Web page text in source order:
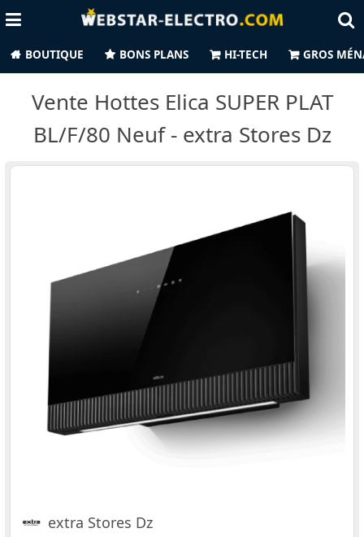
BOUTIQUE BONS PLANS HI-TECH GROS
Vente Hottes Elica SUPER PLAT
BL/F/80 Neuf - extra Stores Dz
extra Stores Dz